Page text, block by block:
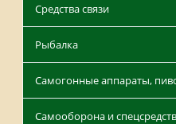
Средства связи
Рыбалка
Самогонные аппараты,
Самооборона и